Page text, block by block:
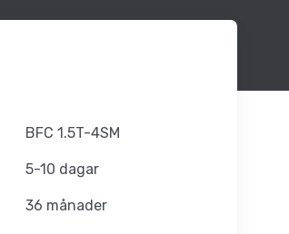
BFC 1.5T-4SM
5-10 dagar
36 månader